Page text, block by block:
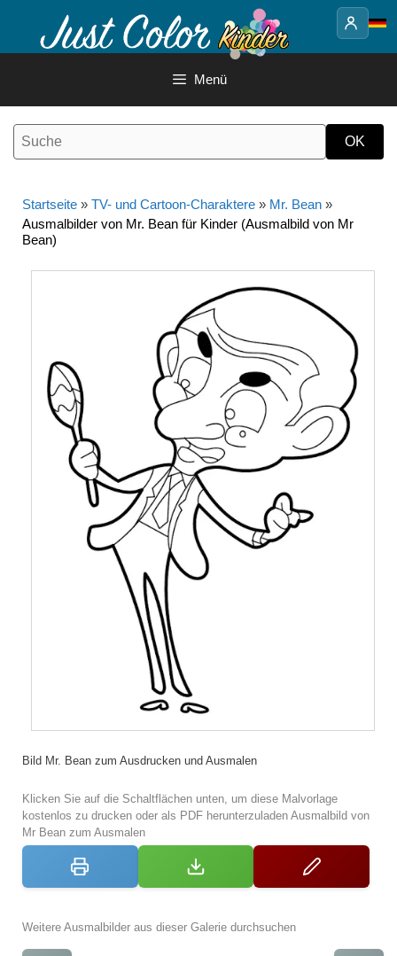
Inhalt
Menü
Startseite » TV- und Cartoon-Charaktere » Mr. Bean »
Ausmalbilder von Mr. Bean für Kinder (Ausmalbild von Mr
Bean)
Bild Mr. Bean zum Ausdrucken und Ausmalen
Klicken Sie auf die Schaltflächen unten, um diese Malvorlage
kostenlos zu drucken oder als PDF herunterzuladen Ausmalbild von
Mr Bean zum Ausmalen
Weitere Ausmalbilder aus dieser Galerie durchsuchen